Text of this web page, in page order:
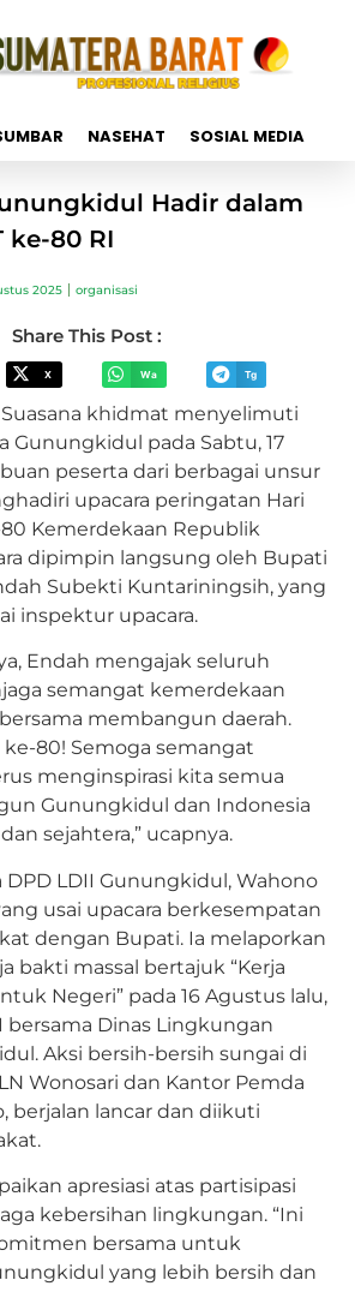
NASEHAT SOSIAL MEDIA
Hadir dalam
ke-80 RI
2025 organisasi
Share This Post :
X Wa Tg
khidmat menyelimuti
Gunungkidul pada Sabtu, 17
peserta dari berbagai unsur
upacara peringatan Hari
Kemerdekaan Republik
dipimpin langsung oleh Bupati
Subekti Kuntariningsih, yang
inspektur upacara.
Endah mengajak seluruh
semangat kemerdekaan
membangun daerah.
ke-80! Semoga semangat
menginspirasi kita semua
Gunungkidul dan Indonesia
sejahtera,” ucapnya.
DPD LDII Gunungkidul, Wahono
usai upacara berkesempatan
dengan Bupati. Ia melaporkan
bakti massal bertajuk “Kerja
Negeri” pada 16 Agustus lalu,
bersama Dinas Lingkungan
Aksi bersih-bersih sungai di
Wonosari dan Kantor Pemda
berjalan lancar dan diikuti
apresiasi atas partisipasi
kebersihan lingkungan. “Ini
bersama untuk
yang lebih bersih dan